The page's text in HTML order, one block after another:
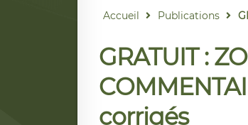
Accueil Publications
GRATUIT :
corrigés